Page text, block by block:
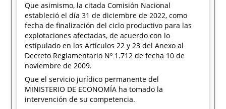
Que asimismo, la citada Comisión Nacional
estableció el día 31 de diciembre de 2022, como
fecha de finalización del ciclo productivo para las
explotaciones afectadas, de acuerdo con lo
estipulado en los Artículos 22 y 23 del Anexo al
Decreto Reglamentario Nº 1.712 de fecha 10 de
noviembre de 2009.
Que el servicio jurídico permanente del
MINISTERIO DE ECONOMÍA ha tomado la
intervención de su competencia.